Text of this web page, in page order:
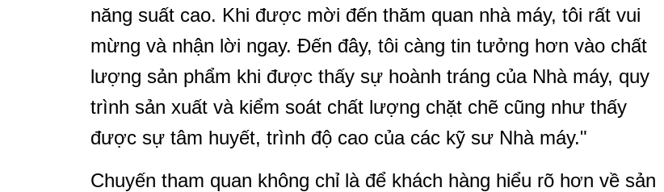
năng suất cao. Khi được mời đến thăm quan nhà máy, tôi rất vui
mừng và nhận lời ngay. Đến đây, tôi càng tin tưởng hơn vào chất
lượng sản phẩm khi được thấy sự hoành tráng của Nhà máy, quy
trình sản xuất và kiểm soát chất lượng chặt chẽ cũng như thấy
được sự tâm huyết, trình độ cao của các kỹ sư Nhà máy."
Chuyến tham quan không chỉ là để khách hàng hiểu rõ hơn về sản